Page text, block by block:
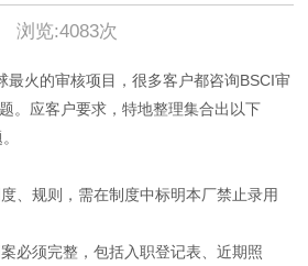
览:4083次
最火的审核项目，很多客户都咨询BSCI审
。应客户要求，特地整理集合出以下
规则，需在制度中标明本厂禁止录用
须完整，包括入职登记表、近期照